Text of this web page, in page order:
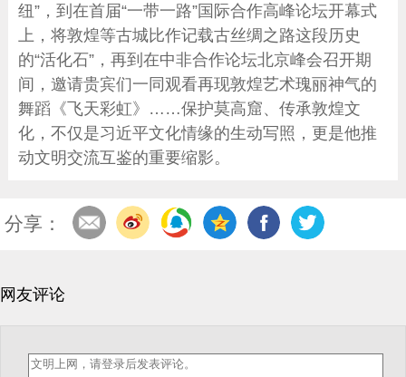
纽”，到在首届“一带一路”国际合作高峰论坛开幕式
上，将敦煌等古城比作记载古丝绸之路这段历史
的“活化石”，再到在中非合作论坛北京峰会召开期
间，邀请贵宾们一同观看再现敦煌艺术瑰丽神气的
舞蹈《飞天彩虹》……保护莫高窟、传承敦煌文
化，不仅是习近平文化情缘的生动写照，更是他推
动文明交流互鉴的重要缩影。
分享：
网友评论